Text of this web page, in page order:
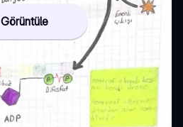
Görüntüle